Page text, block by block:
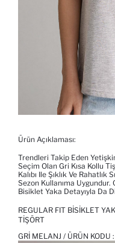
Ürün Açıklaması:
Trendleri Takip Eden
Seçim Olan Gri Kısa Kollu
Kalıbı Ile Şıklık Ve
Sezon Kullanıma Uygundur.
Bisiklet Yaka Detayıyla Da
REGULAR FIT BISIKLET
TIŞÖRT
GRI MELANJ / ÜRÜN KODU :